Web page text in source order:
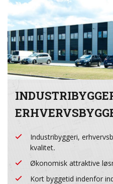
Industribyggeri,
kvalitet.
Økonomisk attraktive
Kort byggetid indenfor